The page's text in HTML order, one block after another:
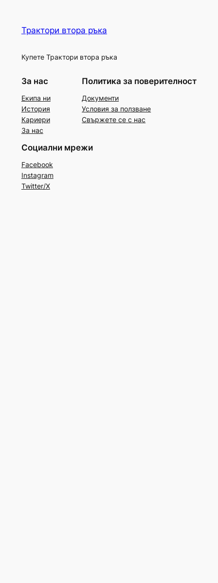
Трактори втора ръка
Купете Трактори втора ръка
За нас
Екипа ни
История
Кариери
За нас
Политика за поверителност
Документи
Условия за ползване
Свържете се с нас
Социални мрежи
Facebook
Instagram
Twitter/X